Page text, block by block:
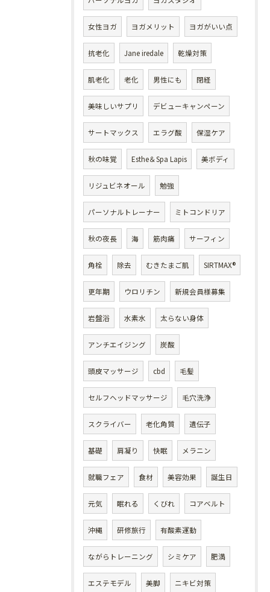
女性ヨガ ヨガメリット ヨガがいい点
抗老化 Jane iredale 乾燥対策
肌老化 老化 男性にも 閉経
美味しいサプリ デビューキャンペーン
サートマックス エラグ酸 保湿ケア
秋の味覚 Esthe＆Spa Lapis 美ボディ
リジュビネオール 勉強
パーソナルトレーナー ミトコンドリア
秋の夜長 海 筋肉痛 サーフィン
角栓 除去 むきたまご肌 SIRTMAX®
更年期 ウロリチン 新規会員様募集
岩盤浴 水素水 太らない身体
アンチエイジング 炭酸
頭皮マッサージ cbd 毛髪
セルフヘッドマッサージ 毛穴洗浄
スクライバー 老化角質 遺伝子
基礎 肩凝り 快眠 メラニン
就職フェア 食材 美容効果 誕生日
元気 眠れる くびれ コアベルト
沖縄 研修旅行 有酸素運動
ながらトレーニング シミケア 肥満
エステモデル 美脚 ニキビ対策